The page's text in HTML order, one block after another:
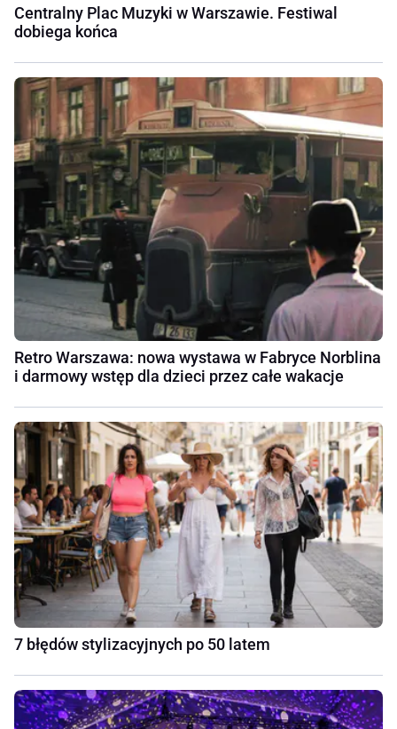
Centralny Plac Muzyki w Warszawie. Festiwal
dobiega końca
Retro Warszawa: nowa wystawa w Fabryce Norblina
i darmowy wstęp dla dzieci przez całe wakacje
7 błędów stylizacyjnych po 50 latem